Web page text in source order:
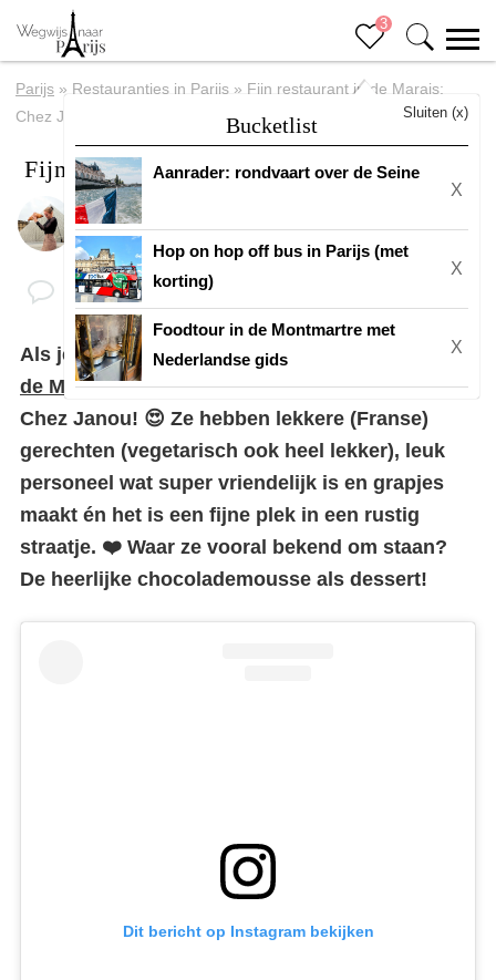
3
Bucketlist
Sluiten (x)
Aanrader: rondvaart over de Seine
X
Hop on hop off bus in Parijs (met
korting)
X
Foodtour in de Montmartre met
Nederlandse gids
X
Parijs » Restaurantjes in Parijs » Fijn restaurant in de Marais:
Chez Janou
Fijn restaurant in de Marais: Chez Janou
DoorEline
Als je op zoek bent naar een leuk
restaurantje in
de Maraishebben we een goede tip voor je:
Chez Janou! 😍 Ze hebben lekkere (Franse)
gerechten (vegetarisch ook heel lekker), leuk
personeel wat super vriendelijk is en grapjes
maakt én het is een fijne plek in een rustig
straatje. ❤️ Waar ze vooral bekend om staan?
De heerlijke chocolademousse als dessert!
Dit bericht op Instagram bekijken